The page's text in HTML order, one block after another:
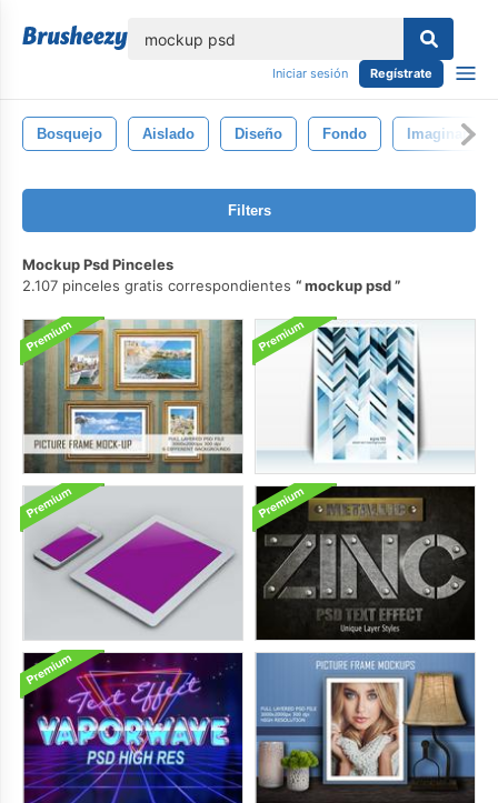
Iniciar sesión Regístrate
Bosquejo Aislado Diseño Fondo Imaginario
Filters
Mockup Psd Pinceles
2.107 pinceles gratis correspondientes
mockup psd